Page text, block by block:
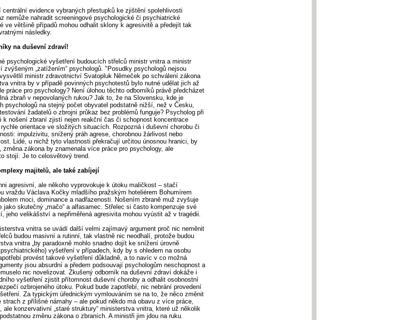
centrální evidence vybraných přestupků ke zjištění spolehlivosti
nemůže nahradit screeningové psychologické či psychiatrické
ve většině případů mohou odhalit sklony k agresivitě a předejít tak
následky.
na duševní zdraví!
psychologické vyšetření budoucích střelců ministr vnitra a ministr
zvýšeným „zatížením“ psychologů. "Posudky psychologů nejsou
ministr zdravotnictví Svatopluk Němeček po schválení zákona
vnitra by v případě povinných psychotestů bylo nutné udělat jich až
práce pro psychology? Není úlohou těchto odborníků právě předcházet
zbraň v nepovolaných rukou? Jak to, že na Slovensku, kde je
psychologů na stejný počet obyvatel podstatně nižší, než v Česku,
žadatelů o zbrojní průkaz bez problémů funguje? Psycholog při
k nošení zbraní zjistí nejen reakční čas či schopnost koncentrace
orientace ve složitých situacích. Rozpozná i duševní chorobu či
impulzivitu, snížený práh agrese, chorobnou žárlivost nebo
Lidé, u nichž tyto vlastnosti překračují určitou únosnou hranici, by
změna zákona by znamenala více práce pro psychology, ale
stojí. Je to celosvětový trend.
majitelů, ale také zabíjejí
agresivní, ale někoho vyprovokuje k útoku maličkost – stačí
vraždu Václava Kočky mladšího pražským hoteliérem Bohumírem
moci, dominance a nadřazenosti. Nošením zbraně muž zvyšuje
skutečný „mačo“ a alfasamec. Střelec si často kompenzuje své
jeho velikášství a nepřiměřená agresivita mohou vyústit až v tragédii.
vnitra se uvádí další velmi zajímavý argument proč nic neměnit
budou masivní a rutinní, tak vlastně nic neodhalí, protože budou
vnitra „by paradoxně mohlo snadno dojít ke snížení úrovně
vyšetření v případech, kdy by s ohledem na osobu
provést takové vyšetření důkladně, a to navíc v co možná
jsou absurdní a předem podsouvají psychologům neschopnost a
nic novelizovat. Zkušený odborník na duševní zdraví dokáže i
vyšetření zjistit přítomnost duševní choroby a odhalit osobnostní
ozbrojeného útoku. Pokud bude zapotřebí, nic nebrání provedení
Za typickým úřednickým vymlouváním se na to, že něco změnit
strach z přílišné námahy – ale pokud někdo má obavu z více práce,
ale konzervativní „staré struktury“ ministerstva vnitra, které už několik
změnu zákona o zbraních. A ministři jim jdou na ruku.